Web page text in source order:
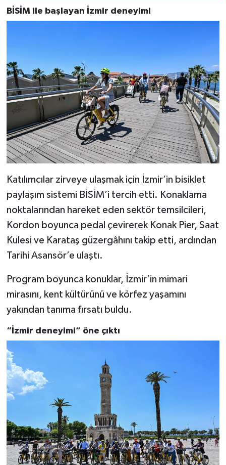
BİSİM ile başlayan İzmir deneyimi
Katılımcılar zirveye ulaşmak için İzmir’in bisiklet
paylaşım sistemi BİSİM’i tercih etti. Konaklama
noktalarından hareket eden sektör temsilcileri,
Kordon boyunca pedal çevirerek Konak Pier, Saat
Kulesi ve Karataş güzergâhını takip etti, ardından
Tarihi Asansör’e ulaştı.
Program boyunca konuklar, İzmir’in mimari
mirasını, kent kültürünü ve körfez yaşamını
yakından tanıma fırsatı buldu.
“İzmir deneyimi” öne çıktı